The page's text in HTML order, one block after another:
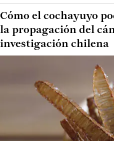
Cómo el cochayuyo
la propagación del
investigación chilena